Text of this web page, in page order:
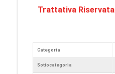
Trattativa Riservata
Categoria
Sottocategoria